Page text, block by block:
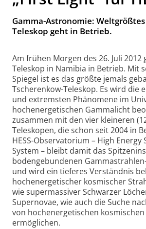
Gamma-Astronomie:
Teleskop geht in Betrieb.
Am frühen Morgen des 26. Juli 2012
Teleskop in Namibia in Betrieb. Mit
Spiegel ist es das größte jemals
Tscherenkow-Teleskop. Es wird die
und extremsten Phänomene im
hochenergetischen Gammalicht
zusammen mit den vier kleineren
Teleskopen, die schon seit 2004 in
HESS-Observatorium – High Energy
System – bleibt damit das
bodengebundenen
und wird ein tieferes Verständnis
hochenergetischer kosmischer
wie supermassiver Schwarzer
Supernovae, wie auch die Suche
von hochenergetischen kosmischen
ermöglichen.